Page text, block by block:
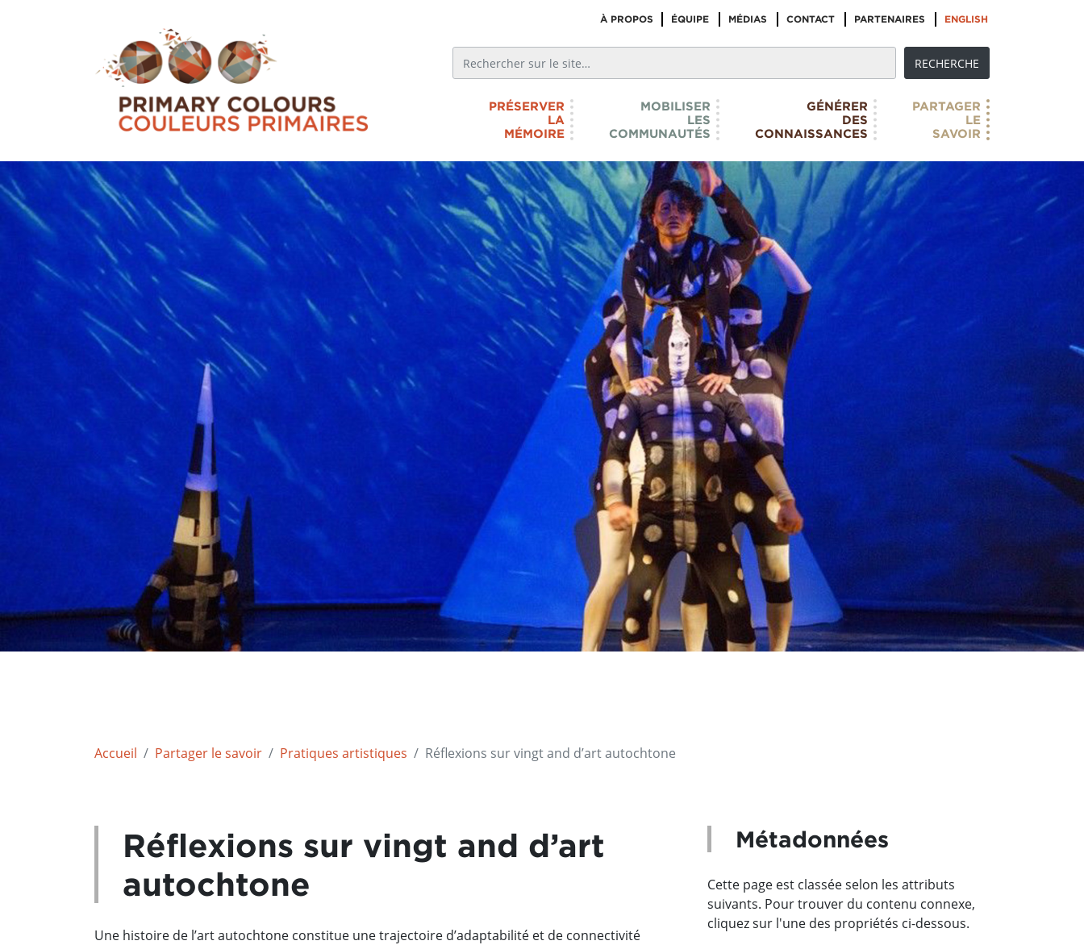
À PROPOS ÉQUIPE MÉDIAS CONTACT PARTENAIRES ENGLISH
PRÉSERVER
LA
MÉMOIRE
MOBILISER
LES
COMMUNAUTÉS
GÉNÉRER
DES
CONNAISSANCES
PARTAGER
LE
SAVOIR
Accueil Partager le savoir Pratiques artistiques Réflexions sur vingt and d’art autochtone
Réflexions sur vingt and d’art
autochtone
Une histoire de l’art autochtone constitue une trajectoire d’adaptabilité et de connectivité
Métadonnées
Cette page est classée selon les attributs
suivants. Pour trouver du contenu connexe,
cliquez sur l'une des propriétés ci-dessous.